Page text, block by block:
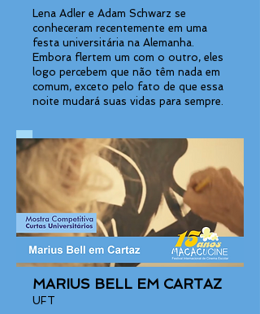
Lena Adler e Adam Schwarz se
conheceram recentemente em uma
festa universitária na Alemanha.
Embora flertem um com o outro, eles
logo percebem que não têm nada em
comum, exceto pelo fato de que essa
noite mudará suas vidas para sempre.
MARIUS BELL EM CARTAZ
UFT